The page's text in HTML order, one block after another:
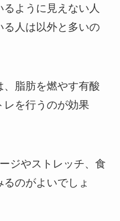
ように見えない人
る人は以外と多いの
脂肪を燃やす有酸
を行うのが効果
ジやストレッチ、食
のがよいでしょ